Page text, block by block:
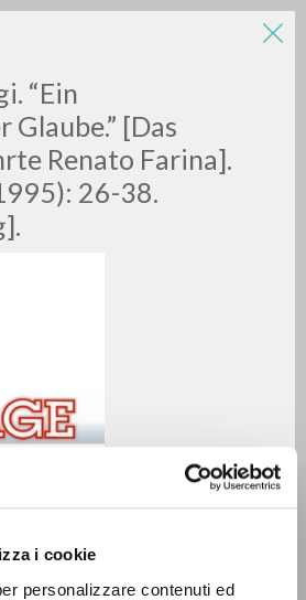
i cookie
personalizzare contenuti ed
“Ein
Glaube.” [Das
Renato Farina].
26-38.
LUIGI